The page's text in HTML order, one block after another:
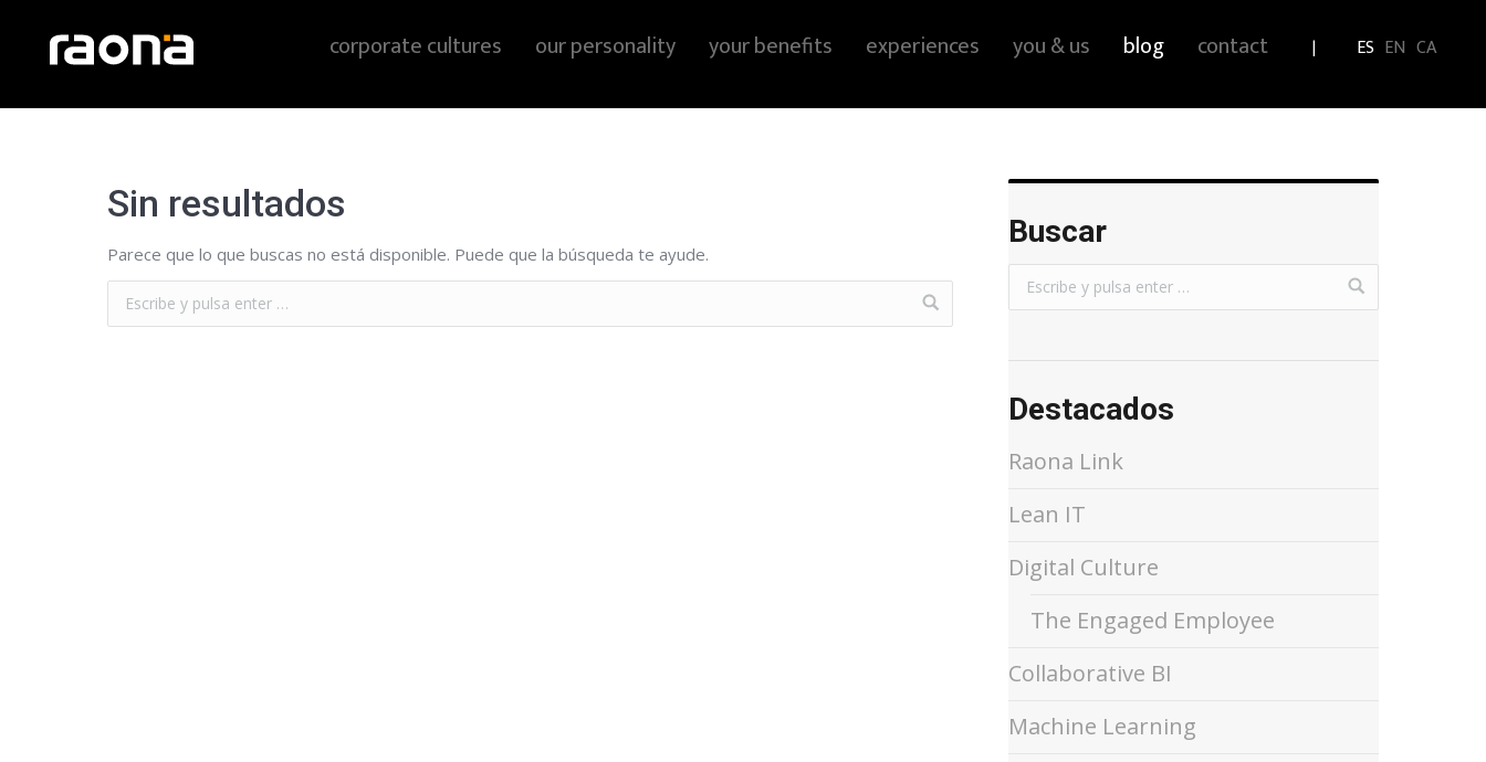
ES EN CA
corporate cultures our personality your benefits experiences you & us blog contact
Sin resultados
Parece que lo que buscas no está disponible. Puede que la búsqueda te ayude.
Buscar
Destacados
Raona Link
Lean IT
Digital Culture
The Engaged Employee
Collaborative BI
Machine Learning